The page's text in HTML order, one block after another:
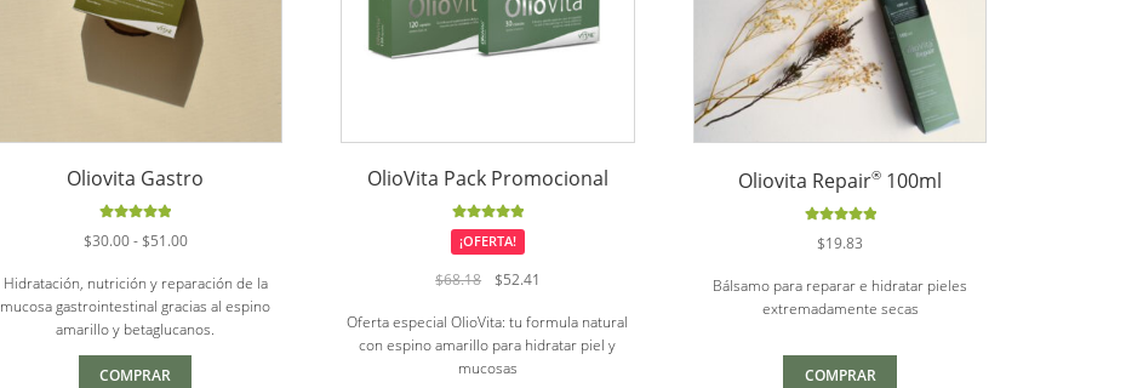
Oliovita Gastro
5.00
$30.00 - $51.00Rango
precios:
desde
$30.00
hasta
Hidratación, nutrición y reparación de la
mucosa gastrointestinal gracias al espino
amarillo y betaglucanos.
COMPRAR
OlioVita Pack Promocional
Valorado
con
¡OFERTA!
$68.18
El
original
era:
$68.18.
$52.41
actual
es:
Oferta especial OlioVita: tu formula natural
con espino amarillo para hidratar piel y
mucosas
Oliovita Repair® 100ml
con
$19.83
Bálsamo para reparar e hidratar pieles
extremadamente secas
COMPRAR